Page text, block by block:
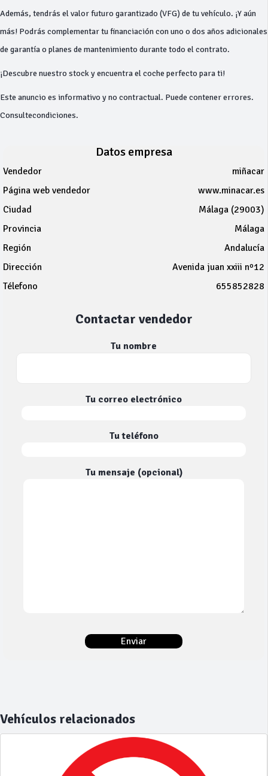
Además, tendrás el valor futuro garantizado (VFG) de tu vehículo. ¡Y aún
más! Podrás complementar tu financiación con uno o dos años adicionales
de garantía o planes de mantenimiento durante todo el contrato.
¡Descubre nuestro stock y encuentra el coche perfecto para ti!
Este anuncio es informativo y no contractual. Puede contener errores.
Consultecondiciones.
Datos empresa
Vendedor
miñacar
Página web vendedor
www.minacar.es
Ciudad
Málaga (29003)
Provincia
Málaga
Región
Andalucía
Dirección
Avenida juan xxiii nº12
Télefono
655852828
Contactar vendedor
Tu nombre
Tu correo electrónico
Tu teléfono
Tu mensaje (opcional)
Vehículos relacionados